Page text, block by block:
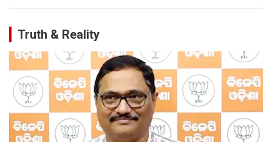
Truth & Reality